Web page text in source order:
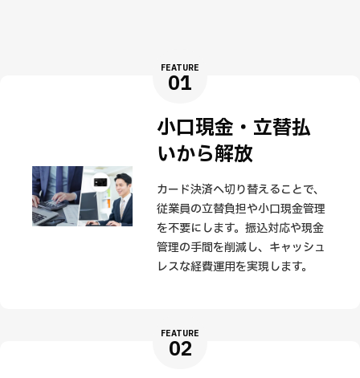
FEATURE
01
小口現金・立替払
いから解放
カード決済へ切り替えることで、
従業員の立替負担や小口現金管理
を不要にします。振込対応や現金
管理の手間を削減し、キャッシュ
レスな経費運用を実現します。
FEATURE
02